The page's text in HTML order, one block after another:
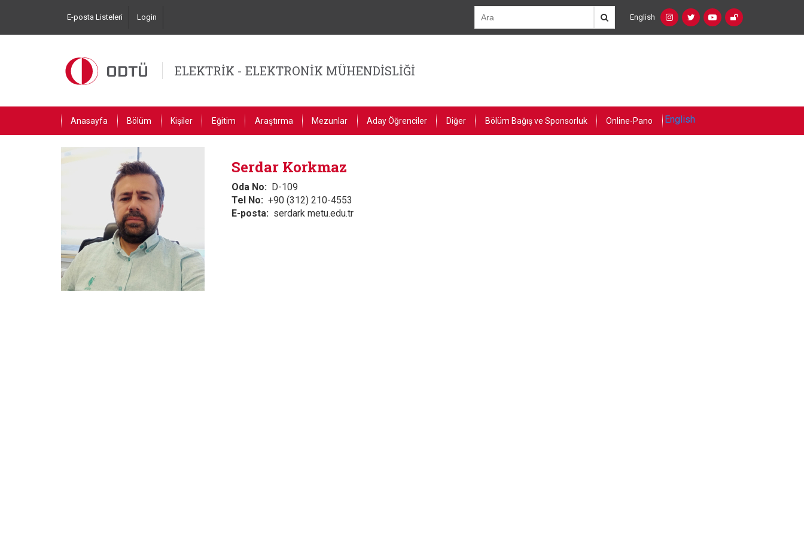
atla
Top
Left
E-posta Listeleri Login
Language
English
Social
ELEKTRİK - ELEKTRONİK MÜHENDİSLİĞİ
Primary
Link
English
Anasayfa Bölüm Kişiler Eğitim Araştırma Mezunlar Aday Öğrenciler Diğer Bölüm Bağış ve Sponsorluk Online-Pano English
Serdar Korkmaz
Oda No
D-109
Tel No
+90 (312) 210-4553
E-posta
serdark metu.edu.tr